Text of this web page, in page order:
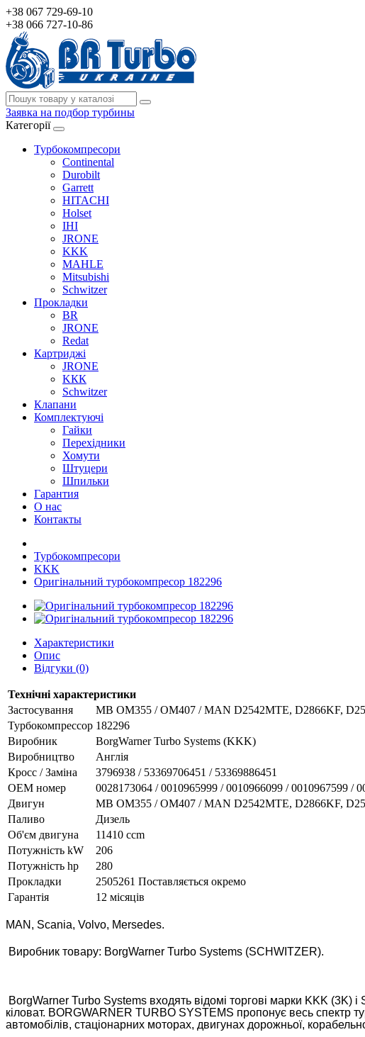
+38 067 729-69-10
+38 066 727-10-86
Заявка на подбор турбины
Категорії
Турбокомпресори
Continental
Durobilt
Garrett
HITACHI
Holset
IHI
JRONE
KKK
MAHLE
Mitsubishi
Schwitzer
Прокладки
BR
JRONE
Redat
Картриджі
JRONE
KКК
Schwitzer
Клапани
Комплектуючі
Гайки
Перехідники
Хомути
Штуцери
Шпильки
Гарантия
О нас
Контакты
Турбокомпресори
KKK
Оригінальний турбокомпресор 182296
Характеристики
Опис
Відгуки (0)
Технічні характеристики
Застосування
MB OM355 / OM407 / MAN D2542MTE, D2866KF,
Турбокомпрессор 182296
Виробник
BorgWarner Turbo Systems (KKK)
Виробництво
Англія
Кросс / Заміна
3796938 / 53369706451 / 53369886451
ОЕМ номер
0028173064 / 0010965999 / 0010966099 / 0010967599 /
Двигун
MB OM355 / OM407 / MAN D2542MTE, D2866KF,
Паливо
Дизель
Об'єм двигуна
11410 ccm
Потужність kW
206
Потужність hp
280
Прокладки
2505261 Поставляється окремо
Гарантія
12 місяців
MAN, Scania, Volvo, Mersedes.
Виробник товару: BorgWarner Turbo Systems (SCHWITZER).
BorgWarner Turbo Systems входять відомі торгові марки KKK (3K)
кіловат. BORGWARNER TURBO SYSTEMS пропонує весь спектр
автомобілів, стаціонарних моторах, двигунах дорожньої,